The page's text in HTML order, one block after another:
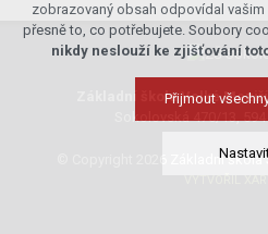
Základní škola Velké
© Copyright 2026 Základní škola
VYTVOŘIL
zobrazovaný obsah odpovídal
přesně to, co potřebujete. Soubory
nikdy neslouží ke zjišťování
Přijmout